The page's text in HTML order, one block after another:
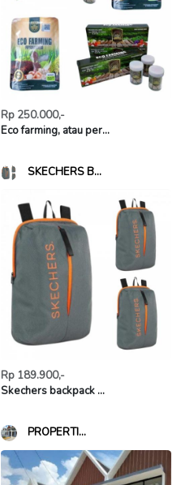
Rp 250.000,-
Eco farming, atau per...
SKECHERS B...
Rp 189.900,-
Skechers backpack ...
PROPERTI...